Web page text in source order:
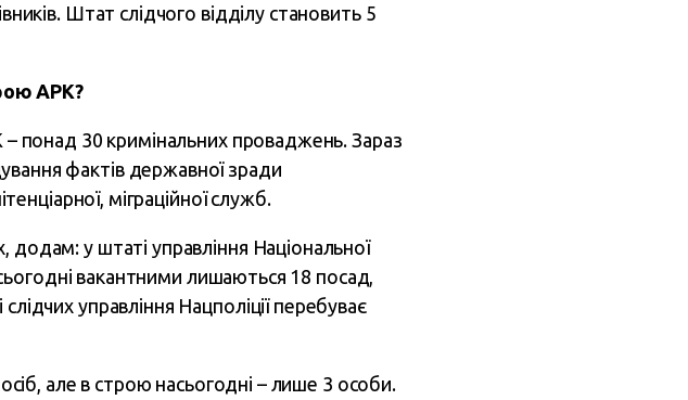
Штат слідчого відділу становить 5
АРК?
– понад 30 кримінальних проваджень. Зараз
фактів державної зради
міграційної служб.
у штаті управління Національної
вакантними лишаються 18 посад,
управління Нацполіції перебуває
але в строю насьогодні – лише 3 особи.